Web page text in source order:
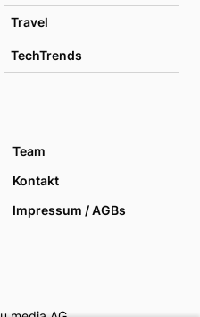
Travel
TechTrends
Team
Kontakt
Impressum / AGBs